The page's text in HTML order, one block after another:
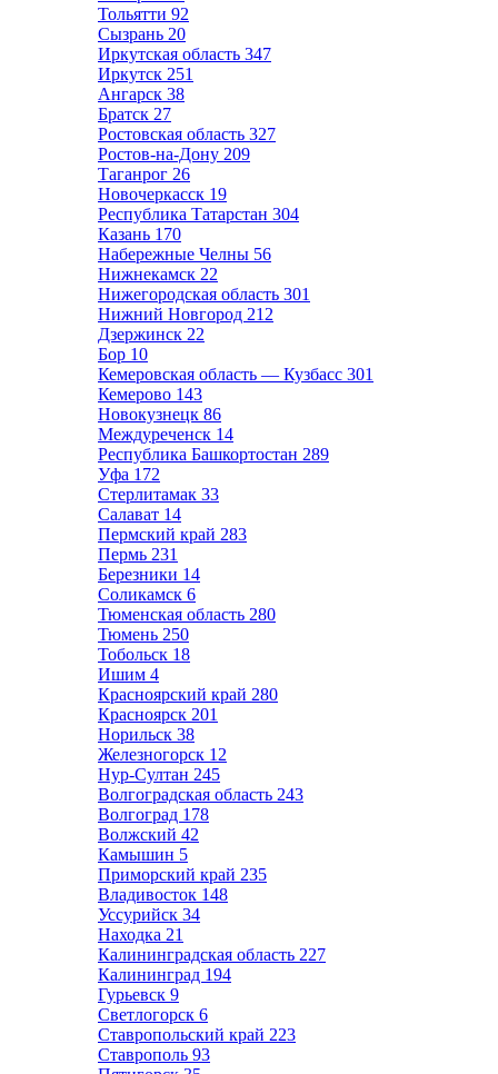
Тольятти 92
Сызрань 20
Иркутская область 347
Иркутск 251
Ангарск 38
Братск 27
Ростовская область 327
Ростов-на-Дону 209
Таганрог 26
Новочеркасск 19
Республика Татарстан 304
Казань 170
Набережные Челны 56
Нижнекамск 22
Нижегородская область 301
Нижний Новгород 212
Дзержинск 22
Бор 10
Кемеровская область — Кузбасс 301
Кемерово 143
Новокузнецк 86
Междуреченск 14
Республика Башкортостан 289
Уфа 172
Стерлитамак 33
Салават 14
Пермский край 283
Пермь 231
Березники 14
Соликамск 6
Тюменская область 280
Тюмень 250
Тобольск 18
Ишим 4
Красноярский край 280
Красноярск 201
Норильск 38
Железногорск 12
Нур-Султан 245
Волгоградская область 243
Волгоград 178
Волжский 42
Камышин 5
Приморский край 235
Владивосток 148
Уссурийск 34
Находка 21
Калининградская область 227
Калининград 194
Гурьевск 9
Светлогорск 6
Ставропольский край 223
Ставрополь 93